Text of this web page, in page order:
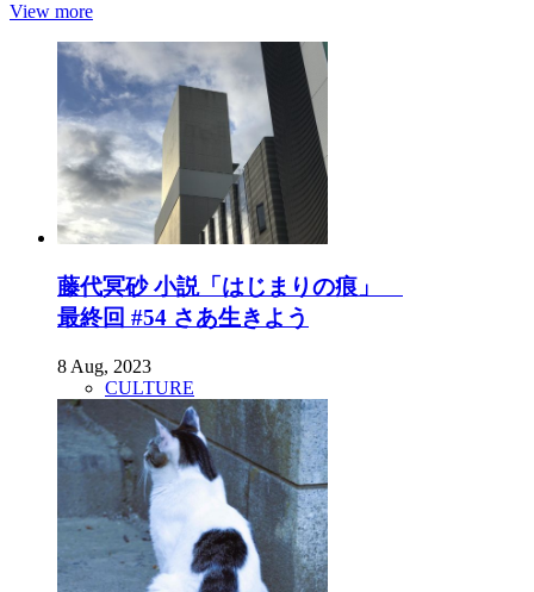
View more
藤代冥砂 小説「はじまりの痕」
最終回 #54 さあ生きよう
8 Aug, 2023
CULTURE